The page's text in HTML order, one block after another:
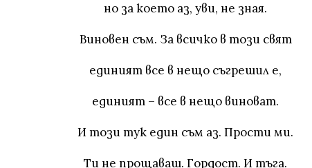
но за което аз, уви, не зная.
Виновен съм. За всичко в този свят
единият все в нещо съгрешил е,
единият – все в нещо виноват.
И този тук един съм аз. Прости ми.
Ти не прощаваш. Гордост. И тъга.